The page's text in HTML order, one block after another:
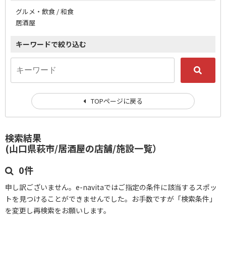
検索結果
(山口県萩市/居酒屋の店舗/施設一覧）
0件
申し訳ございません。e-navitaではご指定の条件に該当するスポッ
トを見つけることができませんでした。お手数ですが「検索条件」
を変更し再検索をお願いします。
グルメ・飲食 / 和食
居酒屋
キーワードで絞り込む
TOPページに戻る